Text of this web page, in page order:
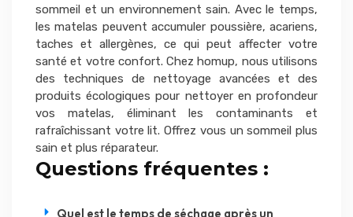
sommeil et un environnement sain. Avec le temps,
les matelas peuvent accumuler poussière, acariens,
taches et allergènes, ce qui peut affecter votre
santé et votre confort. Chez homup, nous utilisons
des techniques de nettoyage avancées et des
produits écologiques pour nettoyer en profondeur
vos matelas, éliminant les contaminants et
rafraîchissant votre lit. Offrez vous un sommeil plus
sain et plus réparateur.
Questions fréquentes :
Quel est le temps de séchage après un